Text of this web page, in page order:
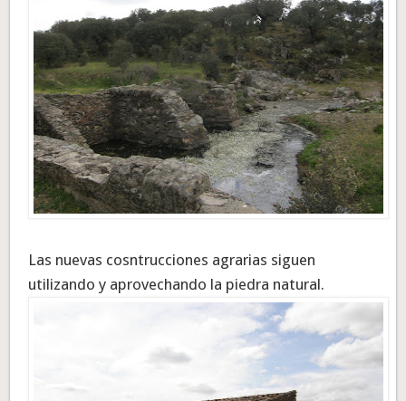
Las nuevas cosntrucciones agrarias siguen
utilizando y aprovechando la piedra natural.